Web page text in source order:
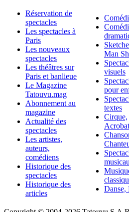
Réservation de
spectacles
Les spectacles à
Paris
Les nouveaux
spectacles
Les théâtres sur
Paris et banlieue
Le Magazine
Tatouvu.mag
Abonnement au
magazine
Actualité des
spectacles
Les artistes,
auteurs,
comédiens
Historique des
spectacles
Historique des
articles
Man
visuels
pour
textes
Cirque,
Danse,